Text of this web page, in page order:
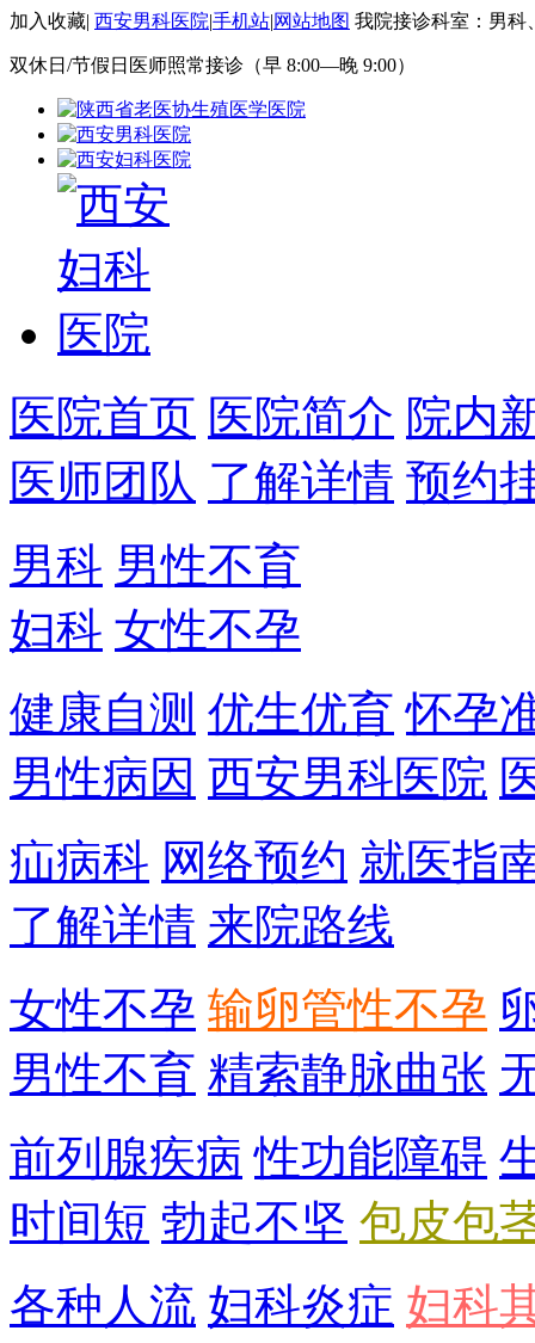
加入收藏| 西安男科医院|手机站|网站地图 我院接诊科室：男科
双休日/节假日医师照常接诊（早 8:00—晚 9:00）
医院首页 医院简介 院内
医师团队 了解详情 预约
男科 男性不育
妇科 女性不孕
健康自测 优生优育 怀孕
男性病因 西安男科医院
疝病科 网络预约 就医指
了解详情 来院路线
女性不孕 输卵管性不孕
男性不育 精索静脉曲张
前列腺疾病 性功能障碍
时间短 勃起不坚 包皮包
各种人流 妇科炎症 妇科